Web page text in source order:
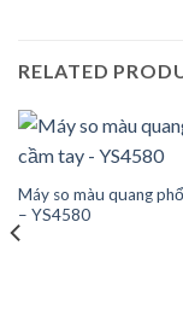
RELATED
Máy so màu quang
– YS4580